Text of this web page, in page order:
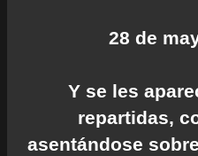
28 de
Y se les
repartidas,
asentándose